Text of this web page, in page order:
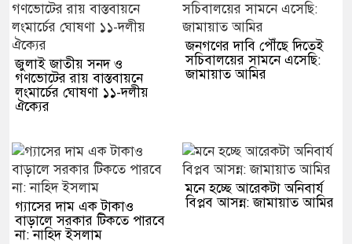
জুলাই জাতীয় সনদ ও
গণভোটের রায় বাস্তবায়নে
লংমার্চের ঘোষণা ১১-দলীয়
ঐক্যের
জনগণের দাবি পৌঁছে দিতেই
সচিবালয়ের সামনে এসেছি:
জামায়াত আমির
গ্যাসের দাম এক টাকাও
বাড়ালে সরকার টিকতে পারবে
না: নাহিদ ইসলাম
মনে হচ্ছে আরেকটা অনিবার্য
বিপ্লব আসন্ন: জামায়াত আমির